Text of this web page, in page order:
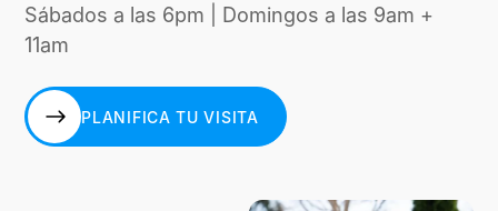
Sábados a las 6pm | Domingos a las 9am +
11am
PLANIFICA TU VISITA